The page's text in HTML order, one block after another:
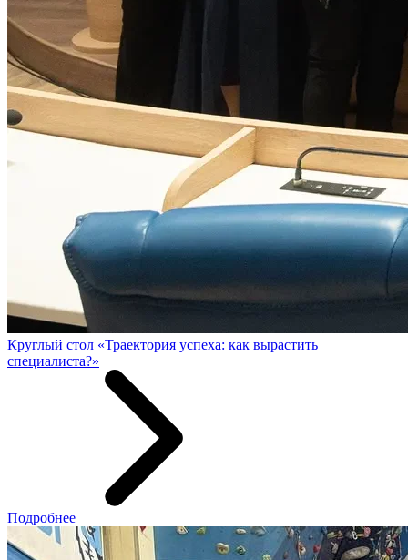
Круглый стол «Траектория успеха: как вырастить
специалиста?»
Подробнее